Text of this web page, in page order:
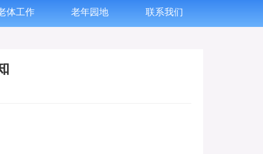
体工作 老年园地 联系我们